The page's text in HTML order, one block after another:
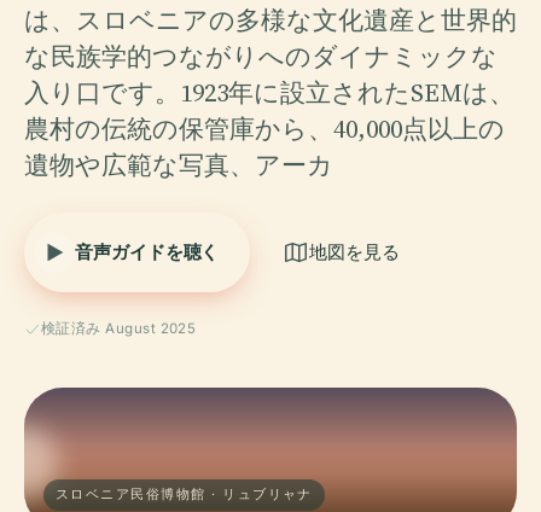
は、スロベニアの多様な文化遺産と世界的
な民族学的つながりへのダイナミックな
入り口です。1923年に設立されたSEMは、
農村の伝統の保管庫から、40,000点以上の
遺物や広範な写真、アーカ
音声ガイドを聴く 地図を見る
検証済み August 2025
スロベニア民俗博物館 · リュブリャナ